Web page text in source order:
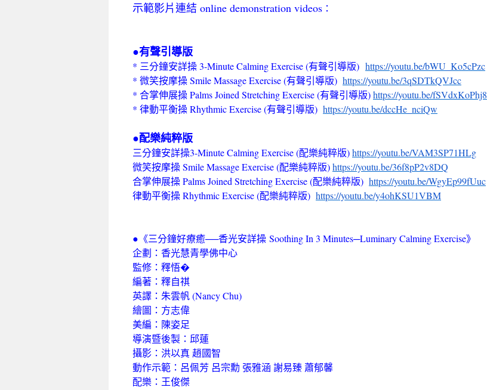
示範影片連結 online demonstration videos ：
●有聲引導版
* 三分鐘安詳操 3-Minute Calming Exercise (有聲引導版) https://youtu.be/bWU_Ko5cPzc
* 微笑按摩操 Smile Massage Exercise (有聲引導版) https://youtu.be/3qSDTkQVJcc
* 合掌伸展操 Palms Joined Stretching Exercise (有聲引導版)https://youtu.be/fSVdxKoPhj8
* 律動平衡操 Rhythmic Exercise (有聲引導版) https://youtu.be/dccHe_nciQw
●配樂純粹版
三分鐘安詳操3-Minute Calming Exercise (配樂純粹版)https://youtu.be/VAM3SP71HLg
微笑按摩操 Smile Massage Exercise (配樂純粹版)https://youtu.be/36f8pP2v8DQ
合掌伸展操 Palms Joined Stretching Exercise (配樂純粹版) https://youtu.be/WgyEp99fUuc
律動平衡操 Rhythmic Exercise (配樂純粹版) https://youtu.be/y4ohKSU1VBM
●《三分鐘好療癒──香光安詳操 Soothing In 3 Minutes─Luminary Calming Exercise》
企劃：香光慧青學佛中心
監修：釋悟�
編著：釋自祺
英譯：朱雲帆 (Nancy Chu)
繪圖：方志偉
美編：陳姿足
導演暨後製：邱蓮
攝影：洪以真 趙國智
動作示範：呂佩芳 呂宗勳 張雅涵 謝易臻 蕭郁馨
配樂：王俊傑